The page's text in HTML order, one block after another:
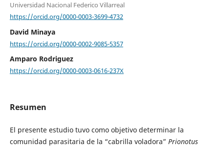
Universidad Nacional Federico Villarreal
https://orcid.org/0000-0003-3699-4732
David Minaya
https://orcid.org/0000-0002-9085-5357
Amparo Rodriguez
https://orcid.org/0000-0003-0616-237X
Resumen
El presente estudio tuvo como objetivo determinar la
comunidad parasitaria de la “cabrilla voladora” Prionotus